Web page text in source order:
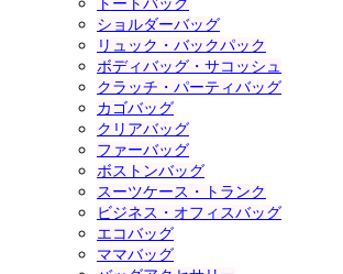
トートバッグ
ショルダーバッグ
リュック・バックパック
ボディバッグ・サコッシュ
クラッチ・パーティバッグ
カゴバッグ
クリアバッグ
ファーバッグ
ボストンバッグ
スーツケース・トランク
ビジネス・オフィスバッグ
エコバッグ
ママバッグ